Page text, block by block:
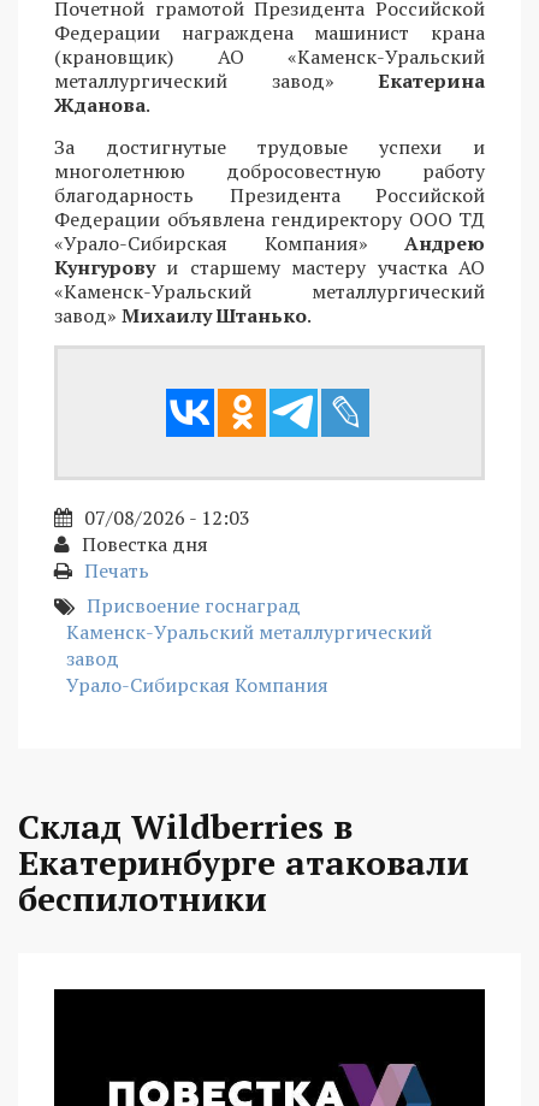
Почетной грамотой Президента Российской
Федерации награждена машинист крана
(крановщик) АО «Каменск-Уральский
металлургический завод» Екатерина
Жданова.
За достигнутые трудовые успехи и
многолетнюю добросовестную работу
благодарность Президента Российской
Федерации объявлена гендиректору ООО ТД
«Урало-Сибирская Компания» Андрею
Кунгуровуи старшему мастеру участка АО
«Каменск-Уральский металлургический
завод» Михаилу Штанько.
07/08/2026 - 12:03
Повестка дня
Печать
Присвоение госнаград
Каменск-Уральский металлургический
завод
Урало-Сибирская Компания
Склад Wildberries в
Екатеринбурге атаковали
беспилотники